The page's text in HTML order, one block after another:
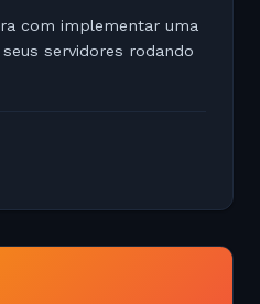
com implementar uma
servidores rodando